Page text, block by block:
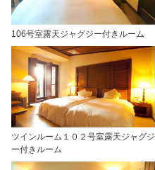
106号室露天ジャグジー付きルーム
ツインルーム１０２号室露天ジャグジ
ー付きルーム